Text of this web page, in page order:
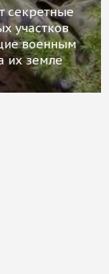
секретные
участков
военным
их земле